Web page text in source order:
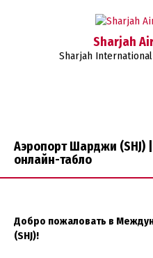
Sharjah
Sharjah
Аэропорт Шарджи (SHJ)
онлайн-табло
Добро пожаловать в
(SHJ)!